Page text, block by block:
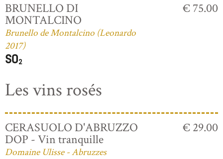
BRUNELLO DI
MONTALCINO
Brunello de Montalcino (Leonardo
2017)
€ 75.00
Les vins rosés
CERASUOLO D'ABRUZZO
DOP - Vin tranquille
Domaine Ulisse - Abruzzes
€ 29.00